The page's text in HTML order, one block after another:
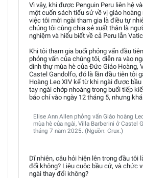
Vì vậy, khi được Penguin Peru liên hệ
một cuốn sách tiểu sử về vị giáo
việc tôi mời ngài tham gia là điều tự
chúng tôi cùng chia sẻ xuất thân là
nghiệm và hiểu biết về cả Peru lẫn
Khi tôi tham gia buổi phỏng vấn đầu
phỏng vấn của chúng tôi, diễn ra vào
dinh thự mùa hè của Đức Giáo Hoàng,
Castel Gandolfo, đó là lần đầu tiên tôi
Hoàng Leo XIV kể từ khi ngài được
tay ngài chớp nhoáng trong buổi tiếp
báo chí vào ngày 12 tháng 5, nhưng
Elise Ann Allen phỏng vấn Giáo hoàng
mùa hè của ngài, Villa Barberini ở Castel
tháng 7 năm 2025. (Nguồn: Crux.)
Dĩ nhiên, câu hỏi hiện lên trong đầu tôi
đổi không? Liệu cuộc bầu cử, và chức
ngài thay đổi không?